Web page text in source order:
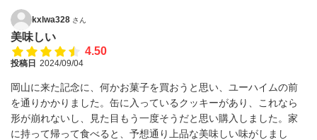
kxlwa328 さん
美味しい
4.50
投稿日 2024/09/04
岡山に来た記念に、何かお菓子を買おうと思い、ユーハイムの前
を通りかかりました。缶に入っているクッキーがあり、これなら
形が崩れないし、見た目もう一度そうだと思い購入しました。家
に持って帰って食べると、予想通り上品な美味しい味がしまし